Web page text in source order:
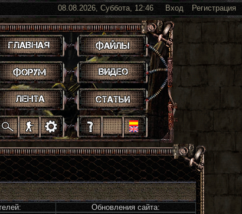
Вход Регистрация
08.08.2026, Суббота, 12:46
.
.
.
. . . . .
Обновления сайта: